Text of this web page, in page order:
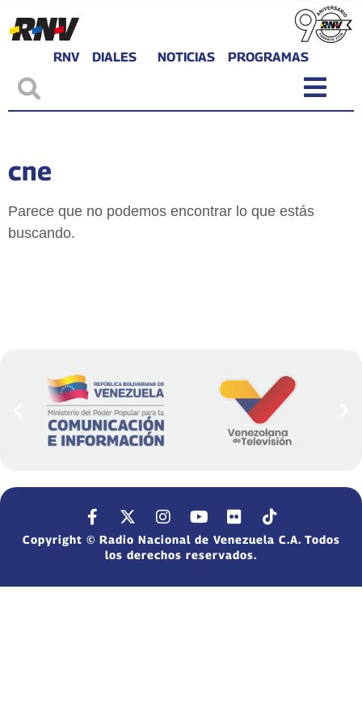
RNV DIALES NOTICIAS PROGRAMAS
cne
Parece que no podemos encontrar lo que estás
buscando.
Copyright © Radio Nacional de Venezuela C.A. Todos
los derechos reservados.